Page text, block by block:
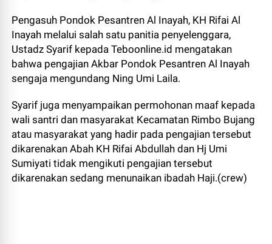
Pengasuh Pondok Pesantren Al Inayah, KH Rifai Al
Inayah melalui salah satu panitia penyelenggara,
Ustadz Syarif kepada Teboonline.id mengatakan
bahwa pengajian Akbar Pondok Pesantren Al Inayah
sengaja mengundang Ning Umi Laila.
Syarif juga menyampaikan permohonan maaf kepada
wali santri dan masyarakat Kecamatan Rimbo Bujang
atau masyarakat yang hadir pada pengajian tersebut
dikarenakan Abah KH Rifai Abdullah dan Hj Umi
Sumiyati tidak mengikuti pengajian tersebut
dikarenakan sedang menunaikan ibadah Haji.(crew)